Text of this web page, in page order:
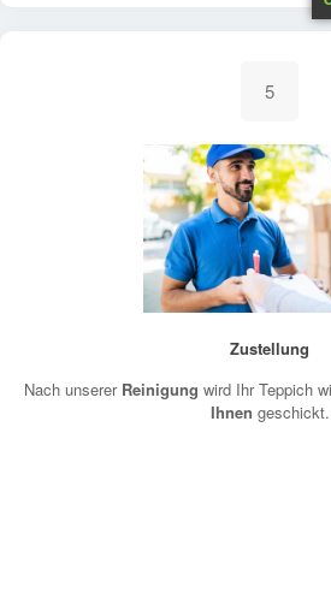
5
Zustellung
Nach unserer Reinigung wird Ihr Teppich
Ihnen geschickt.